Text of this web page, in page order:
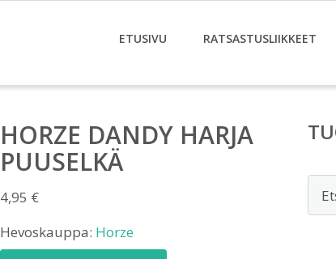
ETUSIVU RATSASTUSLIIKKEET
HORZE DANDY HARJA
PUUSELKÄ
4,95 €
Hevoskauppa: Horze